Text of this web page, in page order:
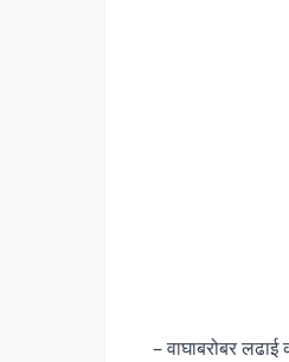
– वाघाबरोबर